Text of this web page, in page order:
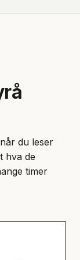
du leser
hva de
timer